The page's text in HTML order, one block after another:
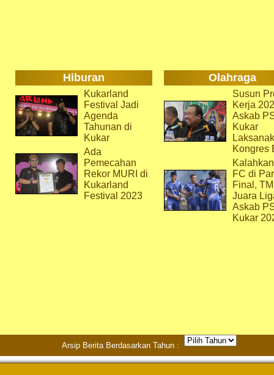
Hiburan Olahraga
Kukarland
Festival Jadi
Agenda
Tahunan di
Kukar
Ada
Pemecahan
Rekor MURI di
Kukarland
Festival 2023
Susun
Kerja
Askab
Kukar
Kongres
FC di
Final,
Juara
Askab
Kukar
Arsip Berita Berdasarkan Tahun :